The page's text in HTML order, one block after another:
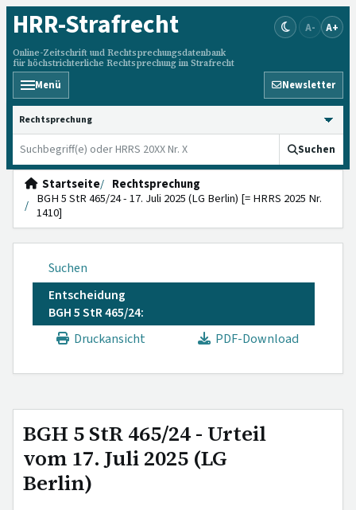
HRR-Strafrecht
Online-Zeitschrift und Rechtsprechungsdatenbank
für höchstrichterliche Rechtsprechung im Strafrecht
A- A+
Menü Newsletter
HRRS durchsuchen
Suchen
Startseite
Rechtsprechung
BGH 5 StR 465/24 - 17. Juli 2025 (LG Berlin) [= HRRS 2025 Nr.
1410]
Suchen
Entscheidung
BGH 5 StR 465/24:
Druckansicht
PDF-Download
BGH 5 StR 465/24 - Urteil
vom 17. Juli 2025 (LG
Berlin)